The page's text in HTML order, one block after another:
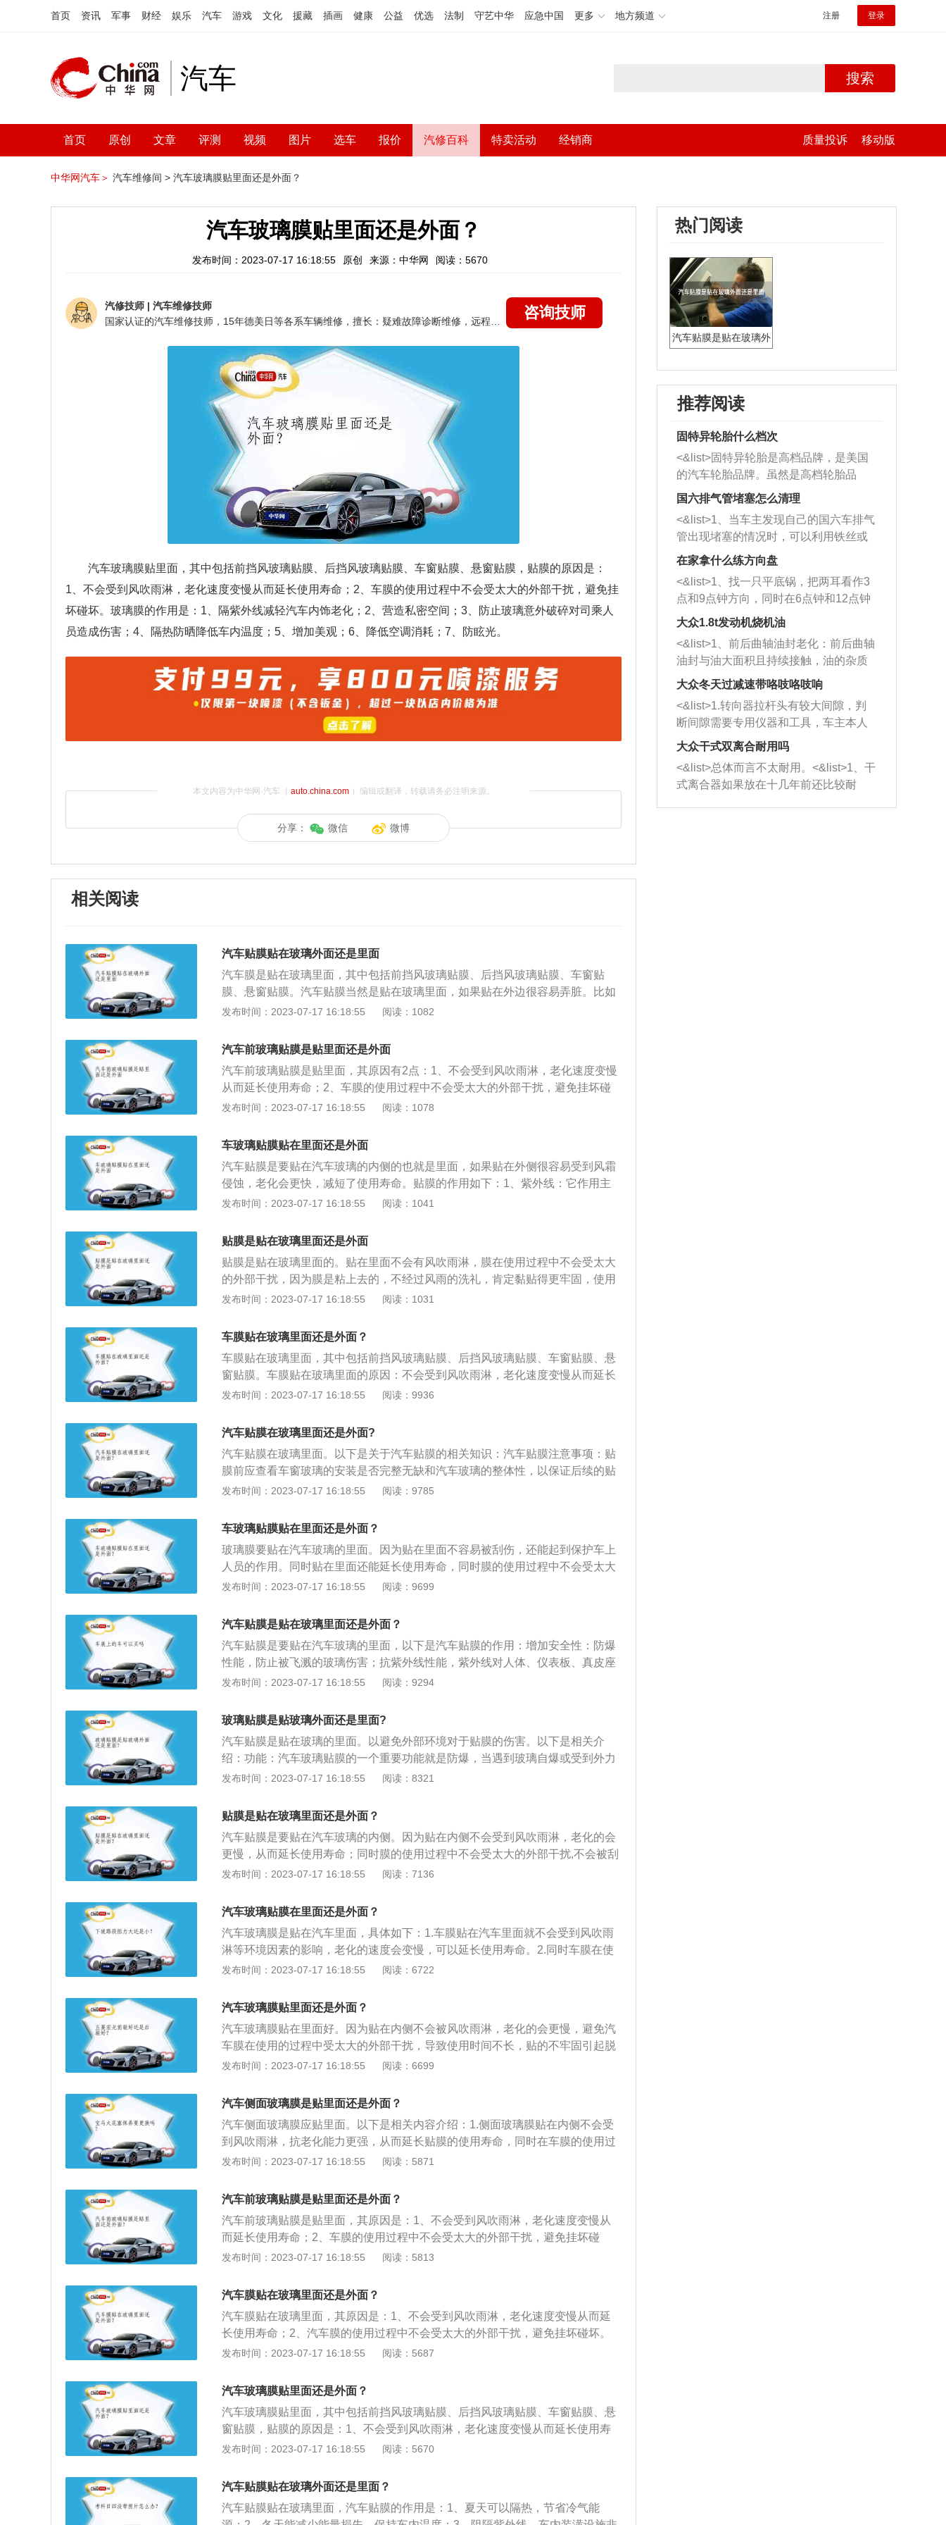
首页 资讯 军事 财经 娱乐 汽车 游戏 文化 援藏 插画 健康 公益 优选 法制 守艺中华 应急中国 更多 地方频道 注册 登录
汽车 搜索
首页 原创 文章 评测 视频 图片 选车 报价 汽修百科 特卖活动 经销商 质量投诉 移动版
中华网汽车＞ 汽车维修间 > 汽车玻璃膜贴里面还是外面？
汽车玻璃膜贴里面还是外面？
发布时间：2023-07-17 16:18:55 原创 来源：中华网 阅读：5670
汽修技师 | 汽车维修技师
咨询技师
汽车玻璃膜贴里面，其中包括前挡风玻璃贴膜、后挡风玻璃贴膜、车窗贴膜、悬窗贴膜，贴膜的原因是：
1、不会受到风吹雨淋，老化速度变慢从而延长使用寿命；2、车膜的使用过程中不会受太大的外部干扰，避免挂
坏碰坏。玻璃膜的作用是：1、隔紫外线减轻汽车内饰老化；2、营造私密空间；3、防止玻璃意外破碎对司乘人
员造成伤害；4、隔热防晒降低车内温度；5、增加美观；6、降低空调消耗；7、防眩光。
本文内容为中华网·汽车（ auto.china.com）编辑或翻译，转载请务必注明来源。
分享： 微信 微博
相关阅读
汽车贴膜贴在玻璃外面还是里面
汽车膜是贴在玻璃里面，其中包括前挡风玻璃贴膜、后挡风玻璃贴膜、车窗贴
膜、悬窗贴膜。汽车贴膜当然是贴在玻璃里面，如果贴在外边很容易弄脏。比如
有鸟粪、雨水等落在汽车膜上会把汽车膜弄脏，而且不太好清理。但是贴在玻璃
贴膜在外面环境的因素会有很大影响，会加速汽车膜的老化，从而导致使用的寿
命缩短。贴在玻璃里面，可以有效增加汽车膜的使用寿命，而且还不容易损坏。
汽车玻璃贴膜的好处：1、隔热防晒。贴膜能很好的阻隔红外线产生的大量热
量；2、隔紫外线。紫外线中的中波、长波能穿透很厚的玻璃，贴上隔热膜能隔
断大部分紫外线。防止皮肤受伤害，也能减轻汽车内饰老化；3、安全与防爆。
度能防止玻璃意外破碎对司乘人员造成的伤害；4、营造私密空间。选择合适的
品种，贴膜后，通常在车外看不清车内，而在车内可以看清车外，保留隐私和安
全；5、降低空调省耗。贴上隔热膜空调制冷能力损失可以得到弥补，能瞬间减
膜能个性化美观爱车；7、防眩光。降低因为眩光因素造成的意外情况。
发布时间：2023-07-17 16:18:55 阅读：1082
汽车前玻璃贴膜是贴里面还是外面
汽车前玻璃贴膜是贴里面，其原因有2点：1、不会受到风吹雨淋，老化速度变慢
从而延长使用寿命；2、车膜的使用过程中不会受太大的外部干扰，避免挂坏碰
坏。汽车前风玻璃贴膜的作用是：1、隔热防晒降低车内温度；2、隔紫外线减轻
汽车贴膜后的注意事项是：1、3天内避免升降车窗；2、一周内不能清洗隔热膜
及开启除雾电热丝；一周内不能清洗隔热膜及开启除雾电热丝；3、不可用指
甲、尖锐物将膜边缘拨开，以免污物进入；4、1到2周内不要将吸盘式物品吸附
在车膜上。
发布时间：2023-07-17 16:18:55 阅读：1078
车玻璃贴膜贴在里面还是外面
汽车贴膜是要贴在汽车玻璃的内侧的也就是里面，如果贴在外侧很容易受到风霜
侵蚀，老化会更快，减短了使用寿命。贴膜的作用如下：1、紫外线：它作用主
要是阻挡紫外线、阻隔部分热量以及防止玻璃突然爆裂导致的伤人等情况发生，
耗：贴上隔热膜空调制冷能力损失可以得到弥补，能瞬间减低车内温度，到达一
定程度的节省油耗。3、增加美观：根据个人喜好，通过贴膜能个性化美观爱
车。4、防眩光：降低因为眩光因素造成的意外情况。
发布时间：2023-07-17 16:18:55 阅读：1041
贴膜是贴在玻璃里面还是外面
贴膜是贴在玻璃里面的。贴在里面不会有风吹雨淋，膜在使用过程中不会受太大
的外部干扰，因为膜是粘上去的，不经过风雨的洗礼，肯定黏贴得更牢固，使用
时在里面也不会受影响。如果是贴在外面就可能被雨刷刮坏或者雨水浸泡导致窗
状物体，而这层薄膜状物体也叫做太阳膜或者叫做隔热膜。它的作用主要是阻挡
紫外线、阻隔部分热量以及防止玻璃飞溅导致的伤人、防眩光等情况发生，同时
根据太阳膜的单向透视性能，达到保护个人隐私的目的。此外，它也可以减少车
内物品以及人员因紫外线照射造成的损伤，通过物理反光，降低车内温度，减少
汽车空调的使用，从而降低油耗，节省一部分开支。
发布时间：2023-07-17 16:18:55 阅读：1031
车膜贴在玻璃里面还是外面？
车膜贴在玻璃里面，其中包括前挡风玻璃贴膜、后挡风玻璃贴膜、车窗贴膜、悬
窗贴膜。车膜贴在玻璃里面的原因：不会受到风吹雨淋，老化速度变慢从而延长
使用寿命；车膜的使用过程中不会受太大的外部干扰，避免挂坏碰坏。车膜的作
司乘人员造成伤害；营造私密空间；降低空调消耗；增加美观；防眩光。贴膜的
注意事项：贴膜最怕灰尘，一旦在贴膜过程中，膜和玻璃中间粘上沙粒或细微尘
土，就会影响整个贴膜的质量和效果。所以一定要选择一家有封闭车间的汽车服
务商。另外，阴天时，空气湿度较大，空气中悬浮物也明显减少，可避免膜和玻
璃间出现杂质影响美观，是贴膜的最好时机。全车贴完膜后要坐在车内观察颜色
线。检测车膜好坏的方法：一般的汽车装饰店中都备有一个一面装有玻璃、内有
红外光源的箱子，然后在玻璃面上贴膜，做一个模拟阳光照射车厢的环境，优质
的车膜能够明显地阻挡热的辐射，在箱子的外面通过手的感觉即可判断。
发布时间：2023-07-17 16:18:55 阅读：9936
汽车贴膜在玻璃里面还是外面?
汽车贴膜在玻璃里面。以下是关于汽车贴膜的相关知识：汽车贴膜注意事项：贴
膜前应查看车窗玻璃的安装是否完整无缺和汽车玻璃的整体性，以保证后续的贴
膜工作能够正常运行。贴膜前一定要对车内的必要部位进行遮盖，防止液体渗
导致的伤人、防眩光情况发生，同时根据太阳膜的单向透视性能，达到保护个人
隐私的目。此外，汽车贴膜的好处是可以减少车内物品以及人员因紫外线照射造
成的损伤，通过物理反光，降低车内温度，减少汽车空调的使用，从而降低油
耗。
发布时间：2023-07-17 16:18:55 阅读：9785
车玻璃贴膜贴在里面还是外面？
玻璃膜要贴在汽车玻璃的里面。因为贴在里面不容易被刮伤，还能起到保护车上
人员的作用。同时贴在里面还能延长使用寿命，同时膜的使用过程中不会受太大
的外部干扰，不经历过风雨，黏贴也会更牢固，不会有起角之类的状况。以下是
薄膜状物体，而这层薄膜状物体也叫太阳膜或者叫做防爆隔热膜。它作用主要是
阻挡紫外线、阻隔部分热量以及防止玻璃突然爆裂导致的伤人等情况发生，同时
根据太阳膜的单向透视性能，达到保护个人隐私的目的。汽车膜贴在外面面对风
吹日晒也很容易老化，降低防爆隔热的效果，因此，汽车贴膜都会贴在里面。
发布时间：2023-07-17 16:18:55 阅读：9699
汽车贴膜是贴在玻璃里面还是外面？
汽车贴膜是要贴在汽车玻璃的里面，以下是汽车贴膜的作用：增加安全性：防爆
性能，防止被飞溅的玻璃伤害；抗紫外线性能，紫外线对人体、仪表板、真皮座
椅都有伤害；防眩光功能，迎着太阳、会车的时候或雪天强光的影响；增加隐私
最外层是防划伤层，即在正常使用情况下保证自身表面不被划伤，保持视野清
晰，从而提高行车的安全性。增强舒适性：隔热性能，降低车内的灼热感；驻车
后空调降温时间短，减少能源消耗。增强美观性：装饰功能，颜色搭配合适能够
增加美感。
发布时间：2023-07-17 16:18:55 阅读：9294
玻璃贴膜是贴玻璃外面还是里面?
汽车贴膜是贴在玻璃的里面。以避免外部环境对于贴膜的伤害。以下是相关介
绍：功能：汽车玻璃贴膜的一个重要功能就是防爆，当遇到玻璃自爆或受到外力
撞击爆裂时，玻璃贴膜可以黏住玻璃碎片，避免乘客受到二次伤害，提升安全
不停侵袭贴膜，影响贴膜的效果。汽车贴膜后的保养：刚贴膜后的三天之内尽量
避免洗车，以免水分未干造成车膜脱落。后窗除雾线一周内也尽量不要打开，水
分未干也容易对除雾线造成不良影响。装贴后可用湿毛巾、海绵或者柔软布料擦
拭膜面。
发布时间：2023-07-17 16:18:55 阅读：8321
贴膜是贴在玻璃里面还是外面？
汽车贴膜是要贴在汽车玻璃的内侧。因为贴在内侧不会受到风吹雨淋，老化的会
更慢，从而延长使用寿命；同时膜的使用过程中不会受太大的外部干扰,不会被刮
坏碰坏，不经历过风雨，黏贴也会更牢固，不会有起角之类的状况。以下是汽车
量。2、隔紫外线：紫外线中的中波、长波能穿透很厚的玻璃，贴上隔热膜能隔
断大部分紫外线。防止皮肤受伤害，也能减轻汽车内饰老化。3、安全与防爆：
膜的基层为聚酯膜，有非常耐撕拉防击穿的功能，加上膜的胶层，贴膜后玻璃强
度能防止玻璃意外破碎对司乘人员造成的伤害。4、营造私密空间：选择合适的
品种，贴膜后，通常在车外看不清车内，而在车内可以看清车外，保留隐私和安
低车内温度，到达一定程度的节省油耗。6、增加美观：根据个人喜好，通过贴
膜能个性化美观爱车。7、防眩光：降低因为眩光因素造成的意外情况。
发布时间：2023-07-17 16:18:55 阅读：7136
汽车玻璃贴膜在里面还是外面？
汽车玻璃膜是贴在汽车里面，具体如下：1.车膜贴在汽车里面就不会受到风吹雨
淋等环境因素的影响，老化的速度会变慢，可以延长使用寿命。2.同时车膜在使
用过程中受外部的干扰将降低，不会被刮坏，贴也会更牢固。3.如果贴在玻璃外
果。汽车玻璃贴膜的好处如下：1.隔热防晒，贴膜能很好的阻隔红外线产生的大
量热量。2.隔紫外线，紫外线中的中波、长波能穿透很厚的玻璃，贴上隔热膜能
隔断大部分紫外线。防止皮肤受伤害，也能减轻汽车内饰老化。3.安全与防爆，
膜的基层为聚酯膜，有非常耐撕拉防击穿的功能，加上膜的胶层，贴膜后玻璃强
度能防止玻璃意外破碎对司乘人员造成的伤害。4.营造私密空间，选择合适的品
全。5.降低空调油耗，贴上隔热膜空调制冷能力损失可以得到弥补，能瞬间减低
车内温度，到达一定程度的节省油耗。6.防眩光，降低因为眩光因素造成的意外
情况。
发布时间：2023-07-17 16:18:55 阅读：6722
汽车玻璃膜贴里面还是外面？
汽车玻璃膜贴在里面好。因为贴在内侧不会被风吹雨淋，老化的会更慢，避免汽
车膜在使用的过程中受太大的外部干扰，导致使用时间不长，贴的不牢固引起脱
落或者有起角之类的状况发生。以下关于汽车玻璃贴膜的好处：1、紫外线中的
到汽车里面，减轻汽车内饰老化寿命增加。2、玻璃防爆作用：贴在玻璃内侧，
但发生意外情况时玻璃爆裂时车内的玻璃膜可以粘住玻璃碎，防止玻璃溅到人身
上，避免车上的乘车人员受到伤害。3、营造私密空间：有些种类的贴膜在车内
看得很清楚外面，车外面看不到里面或者看得很模糊，可以保留车主的隐私和车
内的安全。
发布时间：2023-07-17 16:18:55 阅读：6699
汽车侧面玻璃膜是贴里面还是外面？
汽车侧面玻璃膜应贴里面。以下是相关内容介绍：1.侧面玻璃膜贴在内侧不会受
到风吹雨淋，抗老化能力更强，从而延长贴膜的使用寿命，同时在车膜的使用过
程中不会受太大的外部干扰，不会容易被刮坏碰坏，也可避免边膜起角。2.汽车
（2）隔紫外线。（3）安全与防爆，营造私密空间。（4）降低空调省耗，增加
美观，防眩光。
发布时间：2023-07-17 16:18:55 阅读：5871
汽车前玻璃贴膜是贴里面还是外面？
汽车前玻璃贴膜是贴里面，其原因是：1、不会受到风吹雨淋，老化速度变慢从
而延长使用寿命；2、车膜的使用过程中不会受太大的外部干扰，避免挂坏碰
坏。汽车前风玻璃贴膜的作用是：1、隔热防晒降低车内温度；2、隔紫外线减轻
汽车贴膜后的注意事项是：1、3天内避免升降车窗；2、一周内不能清洗隔热膜
及开启除雾电热丝；3、不可用指甲、尖锐物将膜边缘拨开，以免污物进入；4、
1到2周内不要将吸盘式物品吸附在车膜上。
发布时间：2023-07-17 16:18:55 阅读：5813
汽车膜贴在玻璃里面还是外面？
汽车膜贴在玻璃里面，其原因是：1、不会受到风吹雨淋，老化速度变慢从而延
长使用寿命；2、汽车膜的使用过程中不会受太大的外部干扰，避免挂坏碰坏。
汽车膜贴的部位包括：前挡风玻璃贴膜、后挡风玻璃贴膜、车窗贴膜、悬窗贴
化；3、防止玻璃意外破碎对司乘人员造成伤害；4、营造私密空间；5、降低空
调消耗；6、增加美观；7、防眩光。
发布时间：2023-07-17 16:18:55 阅读：5687
汽车玻璃膜贴里面还是外面？
汽车玻璃膜贴里面，其中包括前挡风玻璃贴膜、后挡风玻璃贴膜、车窗贴膜、悬
窗贴膜，贴膜的原因是：1、不会受到风吹雨淋，老化速度变慢从而延长使用寿
命；2、车膜的使用过程中不会受太大的外部干扰，避免挂坏碰坏。玻璃膜的作
碎对司乘人员造成伤害；4、隔热防晒降低车内温度；5、增加美观；6、降低空
调消耗；7、防眩光。
发布时间：2023-07-17 16:18:55 阅读：5670
汽车贴膜贴在玻璃外面还是里面？
汽车贴膜贴在玻璃里面，汽车贴膜的作用是：1、夏天可以隔热，节省冷气能
热门阅读
汽车贴膜是贴在玻璃外
推荐阅读
固特异轮胎什么档次
<&list>固特异轮胎是高档品牌，是美国
的汽车轮胎品牌。虽然是高档轮胎品
牌，但是中高低端的轮胎都有生产，这
也是为了更好的开拓市场。
国六排气管堵塞怎么清理
<&list>1、当车主发现自己的国六车排气
管出现堵塞的情况时，可以利用铁丝或
者是细棍，直接将杂物给取出来，如果
堵塞情况比较严重，也可以采取应急措
施。 <&list>2、直接利用木棍将所有的
杂物推到排气管里面的位置处，然后将
三元催化器拆解开，就可以将堵塞的东
西取出来。但如果是因为积碳过多引起
的堵塞，就需要将三元催化器泡在草酸
洗剂对堵塞的情况得到解决，将清洗剂
放在燃油箱中，与燃油混合后，车辆启
动时，就可以和汽油一起进入到燃烧
室，最后形成废气排出，就可以让三元
催化器得到清洗，排气管堵塞的情况就
能够得到解决。
在家拿什么练方向盘
<&list>1、找一只平底锅，把两耳看作3
点和9点钟方向，同时在6点钟和12点钟
方向做一个标记。 <&list>2、双手握住
一圈半的练习，往右同样也要打相同的
圈数。 <&list>3、最后强调要反复练
习，这样就可以形成肌肉记忆，在真实
驾驶车辆时，不需要记忆也能打好方
向。
大众1.8t发动机烧机油
<&list>1、前后曲轴油封老化：前后曲轴
油封与油大面积且持续接触，油的杂质
和发动机内持续温度变化使其密封效果
逐渐减弱，导致渗油或漏油。<&list>2、
活塞间隙过大：积碳会使活塞环与缸体
的间隙扩大，导致机油流入燃烧室中，
造成烧机油。<&list>3、机油粘度。使用
机油粘度过小的话，同样会有烧机油现
象，机油粘度过小具有很好的流动性，
大众冬天过减速带咯吱咯吱响
<&list>1.转向器拉杆头有较大间隙，判
断间隙需要专用仪器和工具，车主本人
无法制作，需要将车辆送到修理厂或4s
店；<&list>2.车辆半轴套管防尘罩破
裂，破裂后会出现漏油现象，使半轴磨
损严重，磨损的半轴容易损坏，产生异
响；<&list>3.稳定器的转向胶套和球头
大众干式双离合耐用吗
<&list>总体而言不太耐用。<&list>1、干
式离合器如果放在十几年前还比较耐